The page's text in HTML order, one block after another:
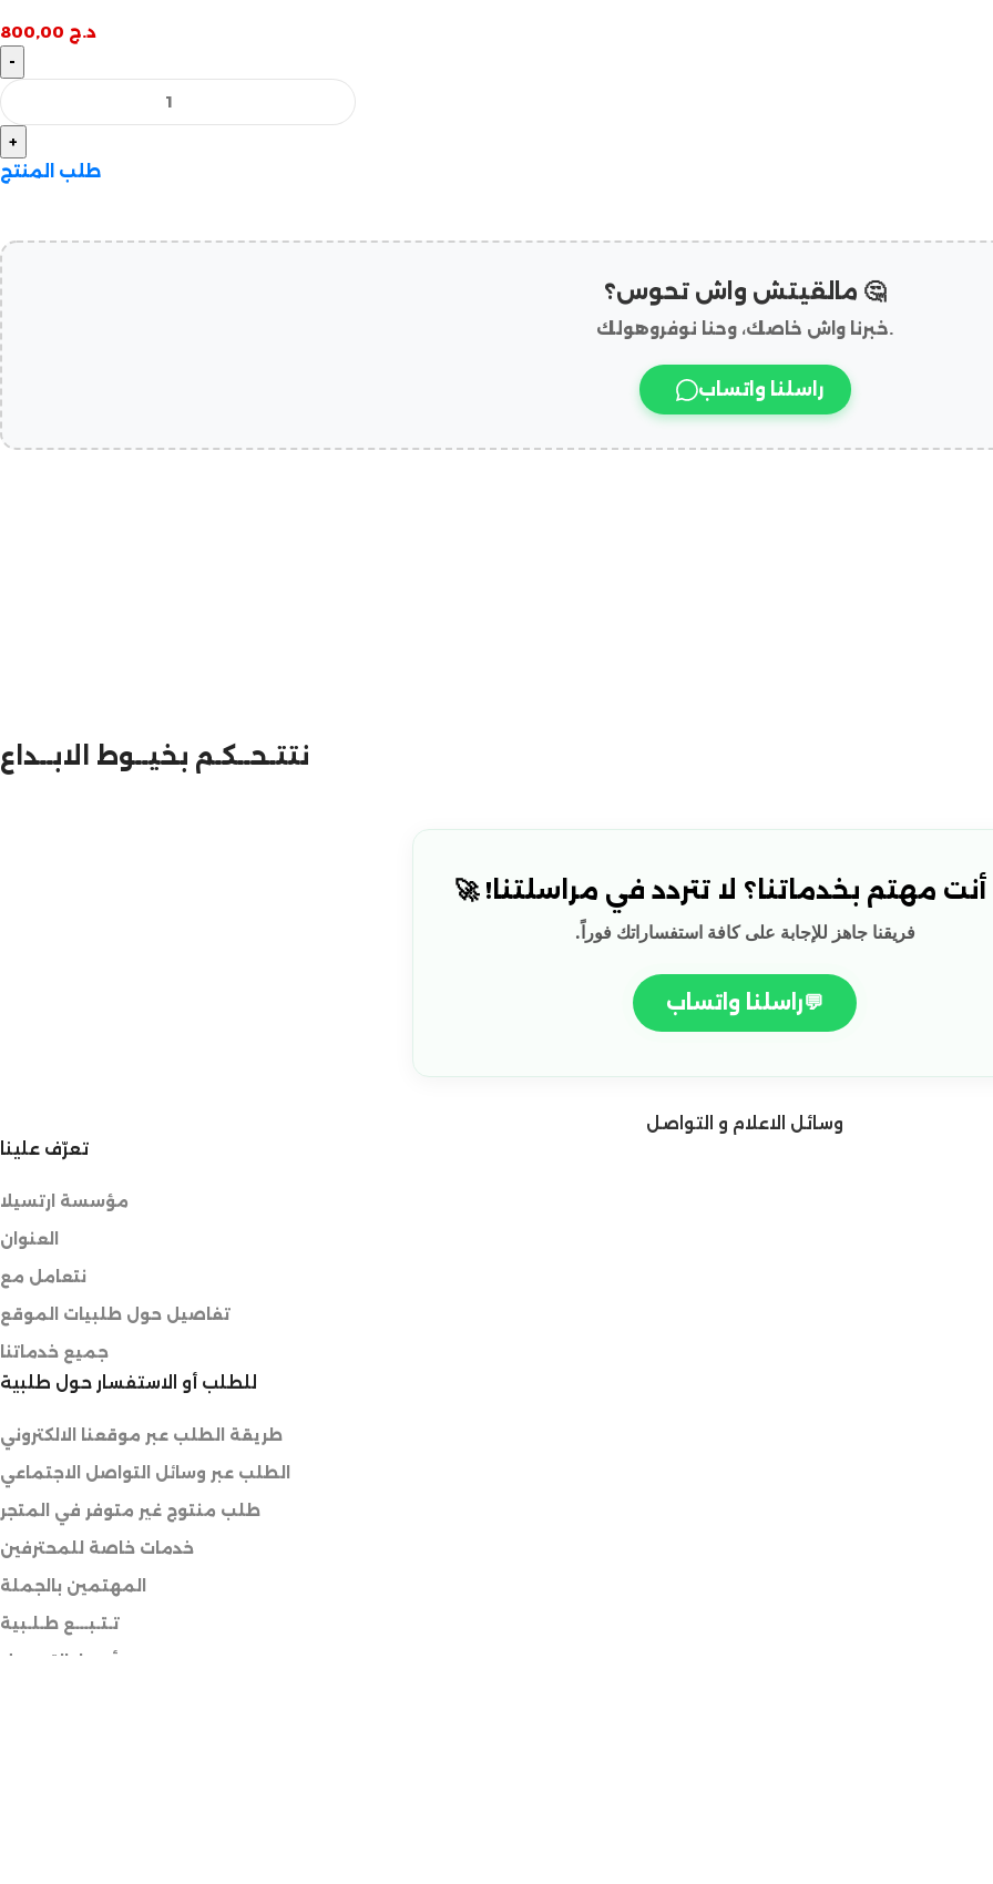
د.ج
طلب المنتج
مالقيتش واش تحوس؟ 🤔
خبرنا واش خاصك، وحنا نوفروهولك.
راسلنا واتساب
نتتـحــكـم بخيــوط الابــداع
مهتم بخدماتنا؟ لا تتردد في مراسلتنا! 🚀
فريقنا جاهز للإجابة على كافة استفساراتك فوراً.
💬راسلنا واتساب
وسائل الاعلام و التواصل
تعرّف علينا
مؤسسة ارتسيلا
العنوان
نتعامل مع
تفاصيل حول طلبيات الموقع
جميع خدماتنا
للطلب أو الاستفسار حول طلبية
طريقة الطلب عبر موقعنا الالكتروني
الطلب عبر وسائل التواصل الاجتماعي
طلب منتوج غير متوفر في المتجر
خدمات خاصة للمحترفين
المهتمين بالجملة
تـتـبـــع طـلـبية
أسعار التوصيل